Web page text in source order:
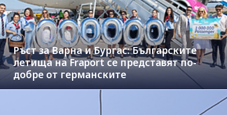
Ръст за Варна и Бургас: Българските
летища на Fraport се представят по-
добре от германските